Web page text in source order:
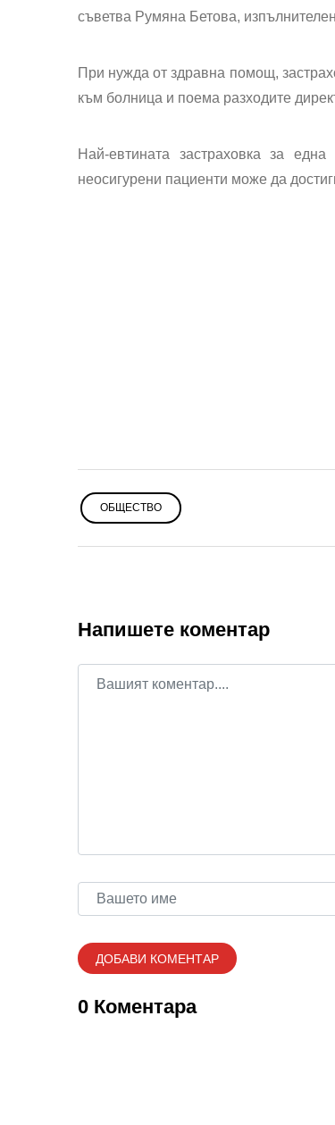
съветва Румяна Бетова,
При нужда от здравна помощ,
към болница и поема разходите
Най-евтината застраховка за
неосигурени пациенти може да
ОБЩЕСТВО
Напишете коментар
0 Коментара